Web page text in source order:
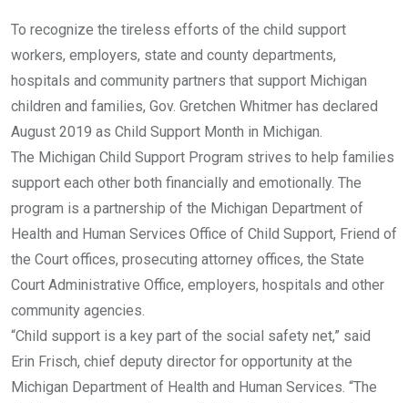
To recognize the tireless efforts of the child support
workers, employers, state and county departments,
hospitals and community partners that support Michigan
children and families, Gov. Gretchen Whitmer has declared
August 2019 as Child Support Month in Michigan.
The Michigan Child Support Program strives to help families
support each other both financially and emotionally. The
program is a partnership of the Michigan Department of
Health and Human Services Office of Child Support, Friend of
the Court offices, prosecuting attorney offices, the State
Court Administrative Office, employers, hospitals and other
community agencies.
“Child support is a key part of the social safety net,” said
Erin Frisch, chief deputy director for opportunity at the
Michigan Department of Health and Human Services. “The